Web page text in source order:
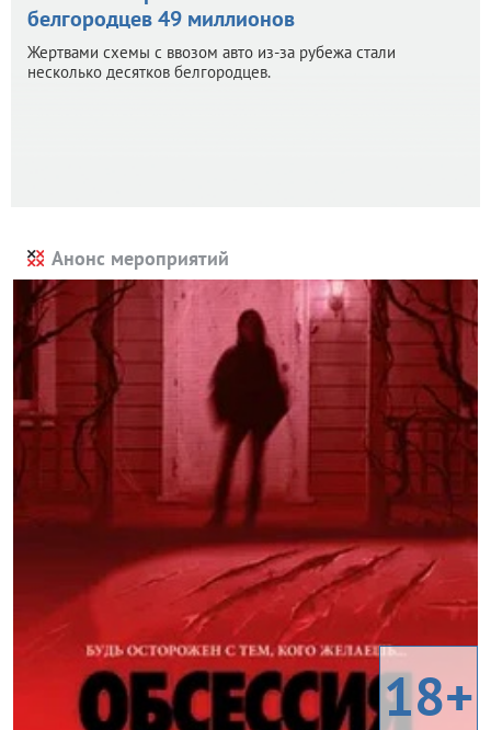
белгородцев 49 миллионов
Жертвами схемы с ввозом авто из-за рубежа стали
несколько десятков белгородцев.
Анонс мероприятий
18+